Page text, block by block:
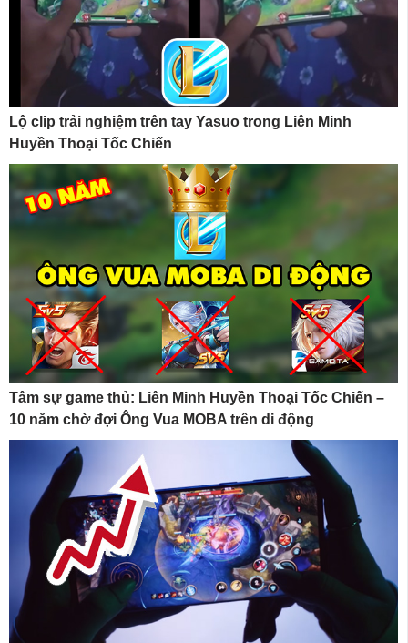
Lộ clip trải nghiệm trên tay Yasuo trong Liên Minh
Huyền Thoại Tốc Chiến
Tâm sự game thủ: Liên Minh Huyền Thoại Tốc Chiến –
10 năm chờ đợi Ông Vua MOBA trên di động